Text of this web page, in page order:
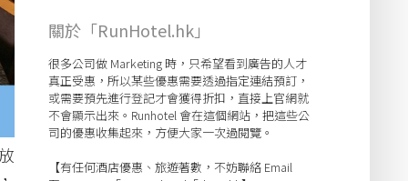
關於「RunHotel.hk」
很多公司做 Marketing 時，只希望看到廣告的人才
真正受惠，所以某些優惠需要透過指定連結預訂，
或需要預先進行登記才會獲得折扣，直接上官網就
不會顯示出來。Runhotel 會在這個網站，把這些公
司的優惠收集起來，方便大家一次過閱覽。
【有任何酒店優惠、旅遊著數，不妨聯絡 Email